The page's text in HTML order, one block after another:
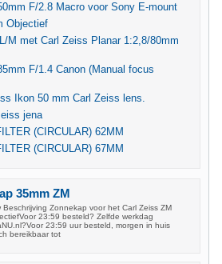
F/2.8 Macro voor Sony E-mount
Objectief
M met Carl Zeiss Planar 1:2,8/80mm
F/1.4 Canon (Manual focus
Ikon 50 mm Carl Zeiss lens.
jena
(CIRCULAR) 62MM
(CIRCULAR) 67MM
35mm ZM
Zonnekap voor het Carl Zeiss ZM
23:59 besteld? Zelfde werkdag
23:59 uur besteld, morgen in huis
bereikbaar tot